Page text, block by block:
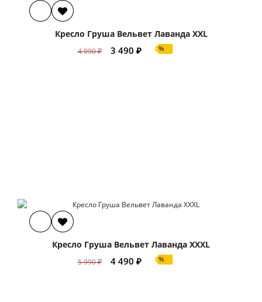
Кресло Груша Вельвет Лаванда XXL
4 990 ₽ 3 490 ₽ %
Кресло Груша Вельвет Лаванда XXXL
5 990 ₽ 4 490 ₽ %